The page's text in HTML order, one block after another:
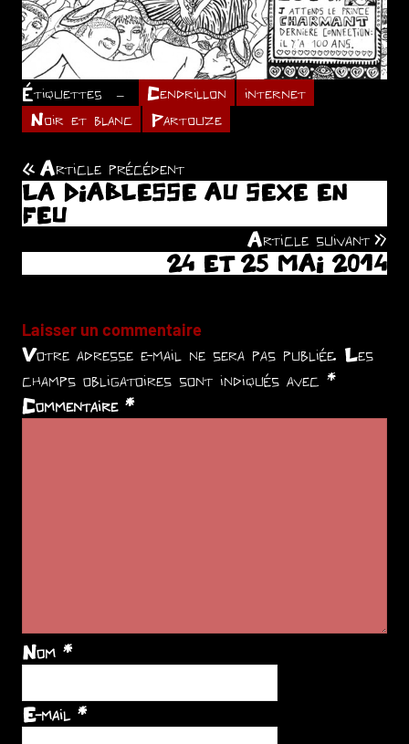
Étiquettes Cendrillon
internet
Noir et blanc
Partouze
Navigation
de
l’article
Article précédent
LA DIABLESSE AU SEXE EN
FEU
Article suivant
24 ET 25 MAI 2014
Laisser un commentaire
Votre adresse e-mail ne sera pas publiée. Les
champs obligatoires sont indiqués avec *
Commentaire *
Nom *
E-mail *